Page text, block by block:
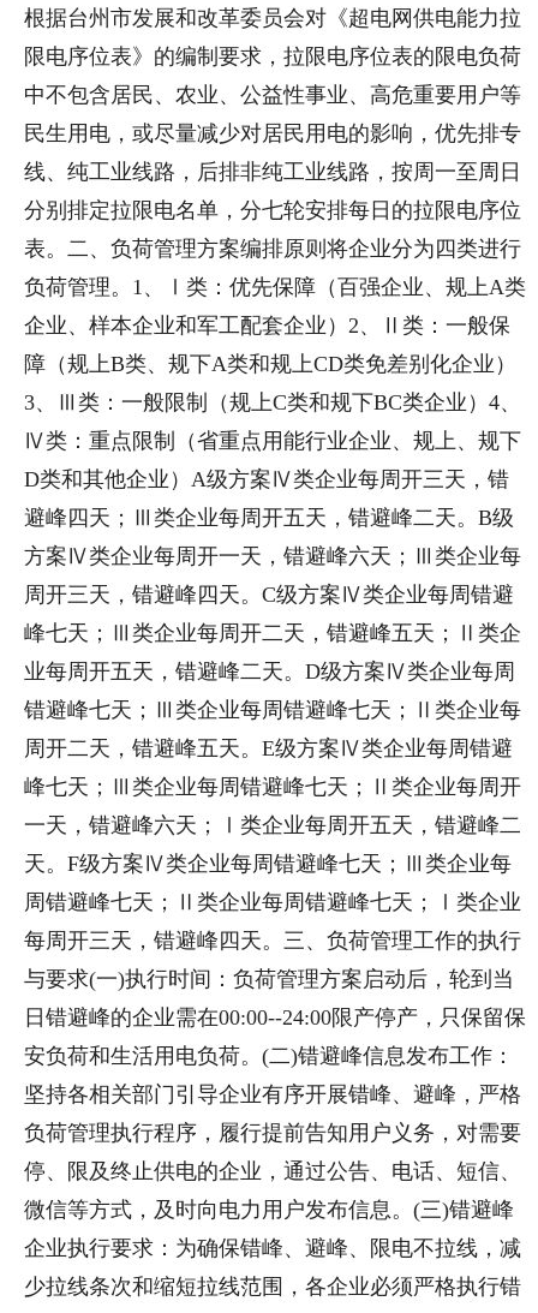
根据台州市发展和改革委员会对《超电网供电能力拉
限电序位表》的编制要求，拉限电序位表的限电负荷
中不包含居民、农业、公益性事业、高危重要用户等
民生用电，或尽量减少对居民用电的影响，优先排专
线、纯工业线路，后排非纯工业线路，按周一至周日
分别排定拉限电名单，分七轮安排每日的拉限电序位
表。二、负荷管理方案编排原则将企业分为四类进行
负荷管理。1、Ⅰ类：优先保障（百强企业、规上A类
企业、样本企业和军工配套企业）2、Ⅱ类：一般保
障（规上B类、规下A类和规上CD类免差别化企业）
3、Ⅲ类：一般限制（规上C类和规下BC类企业）4、
Ⅳ类：重点限制（省重点用能行业企业、规上、规下
D类和其他企业）A级方案Ⅳ类企业每周开三天，错
避峰四天；Ⅲ类企业每周开五天，错避峰二天。B级
方案Ⅳ类企业每周开一天，错避峰六天；Ⅲ类企业每
周开三天，错避峰四天。C级方案Ⅳ类企业每周错避
峰七天；Ⅲ类企业每周开二天，错避峰五天；Ⅱ类企
业每周开五天，错避峰二天。D级方案Ⅳ类企业每周
错避峰七天；Ⅲ类企业每周错避峰七天；Ⅱ类企业每
周开二天，错避峰五天。E级方案Ⅳ类企业每周错避
峰七天；Ⅲ类企业每周错避峰七天；Ⅱ类企业每周开
一天，错避峰六天；Ⅰ类企业每周开五天，错避峰二
天。F级方案Ⅳ类企业每周错避峰七天；Ⅲ类企业每
周错避峰七天；Ⅱ类企业每周错避峰七天；Ⅰ类企业
每周开三天，错避峰四天。三、负荷管理工作的执行
与要求(一)执行时间：负荷管理方案启动后，轮到当
日错避峰的企业需在00:00--24:00限产停产，只保留保
安负荷和生活用电负荷。(二)错避峰信息发布工作：
坚持各相关部门引导企业有序开展错峰、避峰，严格
负荷管理执行程序，履行提前告知用户义务，对需要
停、限及终止供电的企业，通过公告、电话、短信、
微信等方式，及时向电力用户发布信息。(三)错避峰
企业执行要求：为确保错峰、避峰、限电不拉线，减
少拉线条次和缩短拉线范围，各企业必须严格执行错